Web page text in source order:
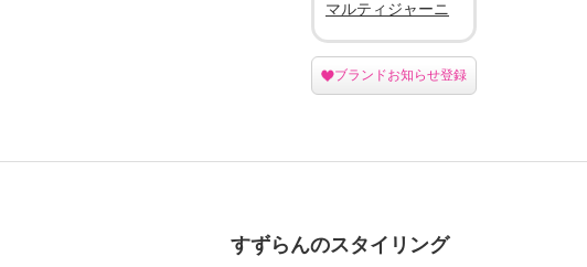
マルティジャーニ
ブランドお知らせ登録
すずらんのスタイリング